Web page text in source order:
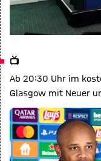
📺
Ab 20:30 Uhr im
Glasgow mit Neuer